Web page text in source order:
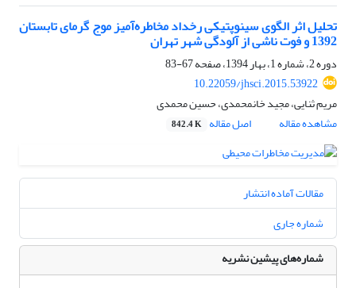
تحلیل اثر الگوی سینوپتیکی رخداد مخاطره‌آمیز موج گرمای تابستان
1392 و فوت ناشی از آلودگی شهر تهران
دوره 2، شماره 1، بهار 1394، صفحه
67-83
10.22059/jhsci.2015.53922
مریم ثنایی، مجید خانمحمدی، حسین محمدی
مشاهده مقاله
اصل مقاله 842.4 K
مقالات آماده انتشار
شماره جاری
شماره‌های پیشین نشریه